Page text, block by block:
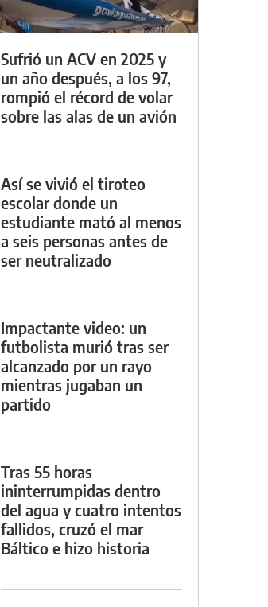
Sufrió un ACV en 2025 y
un año después, a los 97,
rompió el récord de volar
sobre las alas de un avión
Así se vivió el tiroteo
escolar donde un
estudiante mató al menos
a seis personas antes de
ser neutralizado
Impactante video: un
futbolista murió tras ser
alcanzado por un rayo
mientras jugaban un
partido
Tras 55 horas
ininterrumpidas dentro
del agua y cuatro intentos
fallidos, cruzó el mar
Báltico e hizo historia